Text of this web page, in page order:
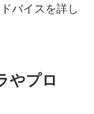
バイスを詳し
やプロ